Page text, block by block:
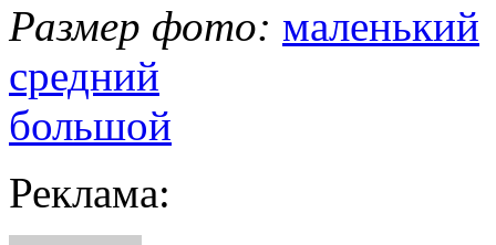
Размер фото: маленький
средний
большой
Реклама: